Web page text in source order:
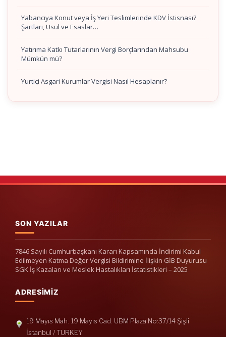
Yabancıya Konut veya İş Yeri Teslimlerinde KDV İstisnası?
Şartları, Usul ve Esaslar…
Yatırıma Katkı Tutarlarının Vergi Borçlarından Mahsubu
Mümkün mü?
Yurtiçi Asgari Kurumlar Vergisi Nasıl Hesaplanır?
SON YAZILAR
7846 Sayılı Cumhurbaşkanı Kararı Kapsamında İndirimi Kabul
Edilmeyen Katma Değer Vergisi Bildirimine İlişkin GİB Duyurusu
SGK İş Kazaları ve Meslek Hastalıkları İstatistikleri – 2025
ADRESIMIZ
19 Mayıs Mah. 19 Mayıs Cad. UBM Plaza No:37/14 Şişli
İstanbul / TURKEY